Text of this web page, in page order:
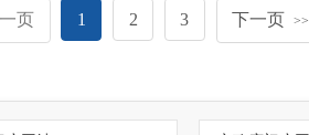
一页 1 2 3 下一页 >>